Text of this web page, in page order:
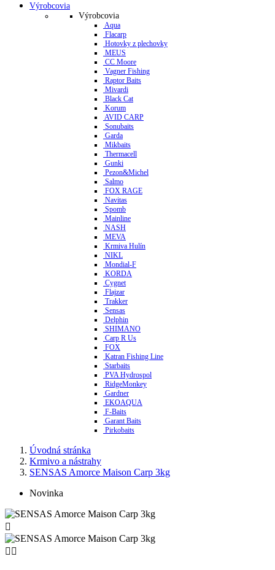
Výrobcovia
Výrobcovia
Aqua
Flacarp
Hotovky z plechovky
MEUS
CC Moore
Vagner Fishing
Raptor Baits
Mivardi
Black Cat
Korum
AVID CARP
Sonubaits
Garda
Mikbaits
Thermacell
Gunki
Pezon&Michel
Salmo
FOX RAGE
Navitas
Spomb
Mainline
NASH
MEVA
Krmiva Hulín
NIKL
Mondial-F
KORDA
Cygnet
Flajzar
Trakker
Sensas
Delphin
SHIMANO
Carp R Us
FOX
Katran Fishing Line
Starbaits
PVA Hydrospol
RidgeMonkey
Gardner
EKOAQUA
F-Baits
Garant Baits
Pirkobaits
Úvodná stránka
Krmivo a nástrahy
SENSAS Amorce Maison Carp 3kg
Novinka

 